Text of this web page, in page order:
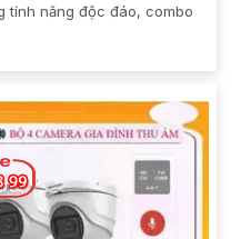
tính năng độc đáo, combo